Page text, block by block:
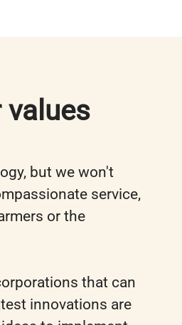
values
but we won't
service,
or the
that can
innovations are